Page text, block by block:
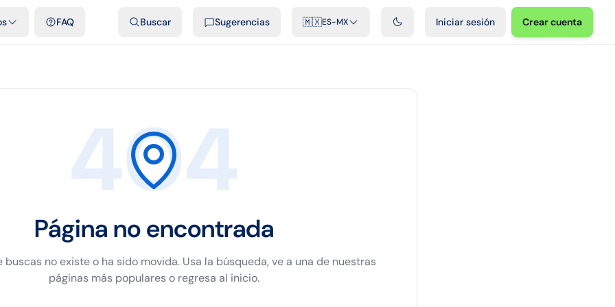
IntegracionesFAQ
FAQ Buscar Sugerencias 🇲🇽ES-MX Iniciar sesión Crear cuenta
404
Página no encontrada
buscas no existe o ha sido movida. Usa la búsqueda, ve a una de nuestras
páginas más populares o regresa al inicio.